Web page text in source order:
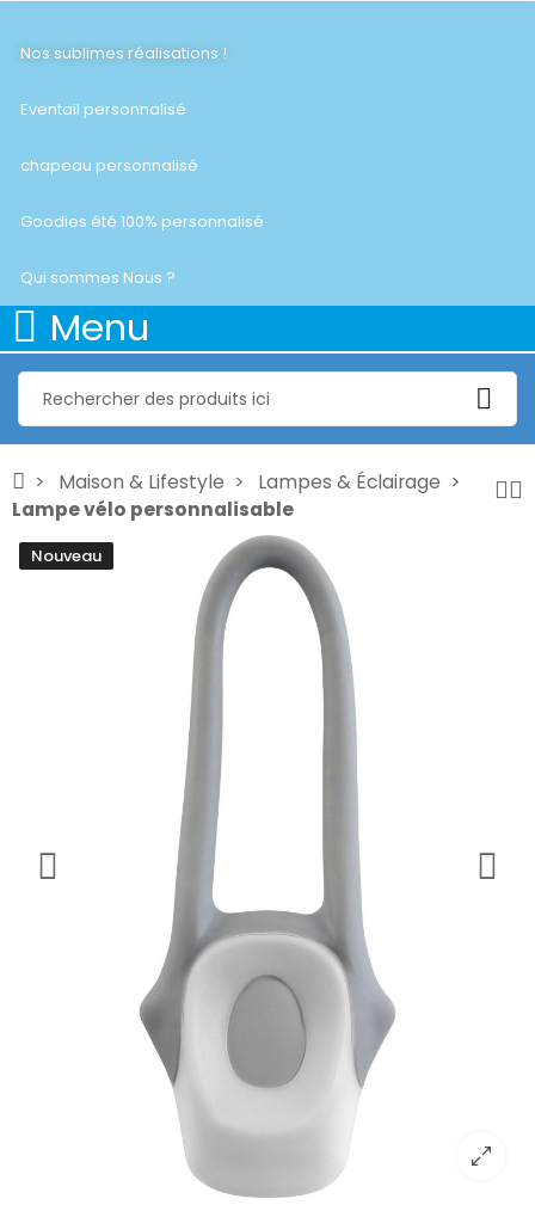
Nos sublimes réalisations !
Eventail personnalisé
chapeau personnalisé
Goodies été 100% personnalisé
Qui sommes Nous ?
Menu
Maison & Lifestyle
Lampes & Éclairage
Lampe vélo personnalisable
Nouveau